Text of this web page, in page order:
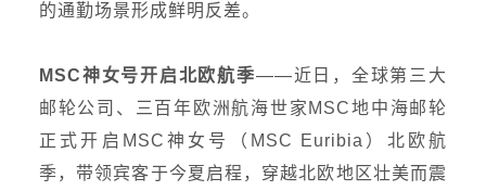
的通勤场景形成鲜明反差。
MSC神女号开启北欧航季——近日，全球第三大
邮轮公司、三百年欧洲航海世家MSC地中海邮轮
正式开启MSC神女号（MSC Euribia）北欧航
季，带领宾客于今夏启程，穿越北欧地区壮美而震